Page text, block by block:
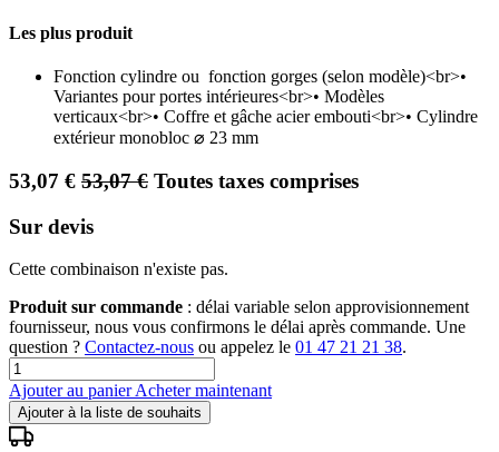
Les plus produit
Fonction cylindre ou fonction gorges (selon modèle)<br>•
Variantes pour portes intérieures<br>• Modèles
verticaux<br>• Coffre et gâche acier embouti<br>• Cylindre
extérieur monobloc ⌀ 23 mm
53,07 € 53,07€ Toutes taxes comprises
Sur devis
Cette combinaison n'existe pas.
Produit sur commande : délai variable selon approvisionnement
fournisseur, nous vous confirmons le délai après commande. Une
question ? Contactez-nous ou appelez le 01 47 21 21 38.
Ajouter au panierAcheter maintenant
Ajouter à la liste de souhaits